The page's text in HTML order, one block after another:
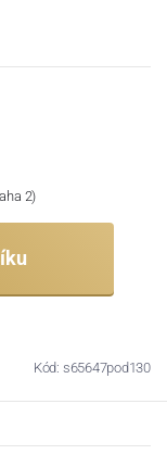
2)
Kód: s65647pod130